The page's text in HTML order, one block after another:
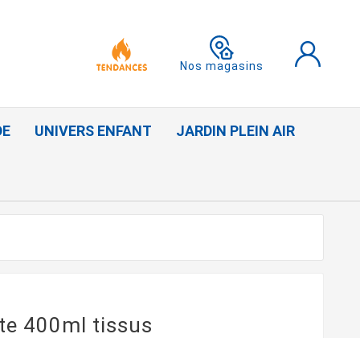
Nos magasins
UNIVERS ENFANT JARDIN PLEIN AIR
400ml tissus